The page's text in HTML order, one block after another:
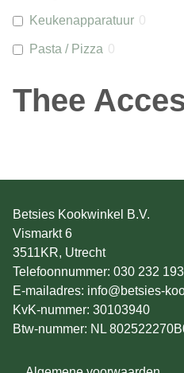
Keukenapparatuur 0
Pasta / Pizza 0
Thee
Betsies Kookwinkel B.V.
Vismarkt 6
3511KR, Utrecht
Telefoonnummer: 030 232
E-mailadres: info@betsies-
KvK-nummer: 30103940
Btw-nummer: NL